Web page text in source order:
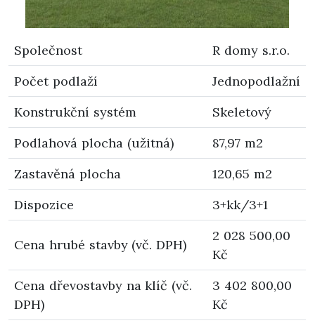
Společnost
R domy s.r.o.
Počet podlaží
Jednopodlažní
Konstrukční systém
Skeletový
Podlahová plocha (užitná)
87,97 m2
Zastavěná plocha
120,65 m2
Dispozice
3+kk/3+1
Cena hrubé stavby (vč. DPH)
2 028 500,00
Kč
Cena dřevostavby na klíč (vč.
DPH)
3 402 800,00
Kč